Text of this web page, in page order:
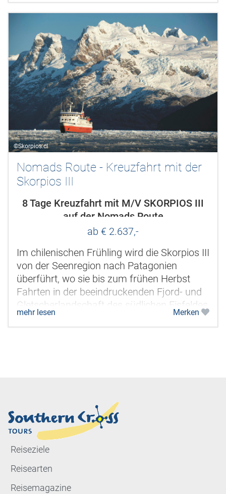
©Skorpios.cl
Nomads Route - Kreuzfahrt mit der
Skorpios III
8 Tage Kreuzfahrt mit M/V SKORPIOS III
auf der Nomads Route
ab € 2.637,-
Im chilenischen Frühling wird die Skorpios III
von der Seenregion nach Patagonien
überführt, wo sie bis zum frühen Herbst
Fahrten in der beeindruckenden Fjord- und
Gletscherlandschaft des südlichen Eisfeldes
durchführt. Diese...
mehr lesen Merken
Reiseziele
Reisearten
Reisemagazine